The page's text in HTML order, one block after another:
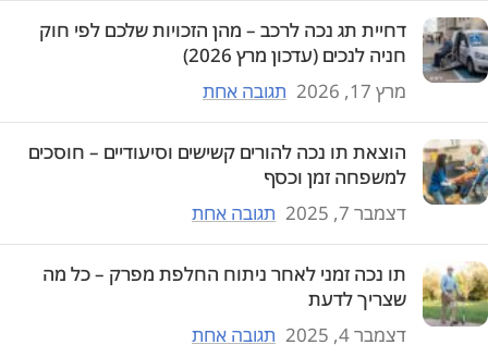
דחיית תג נכה לרכב – מהן הזכויות שלכם לפי חוק
חניה לנכים (עדכון מרץ 2026)
מרץ 17, 2026
תגובה אחת
הוצאת תו נכה להורים קשישים וסיעודיים – חוסכים
למשפחה זמן וכסף
דצמבר 7, 2025
תגובה אחת
תו נכה זמני לאחר ניתוח החלפת מפרק – כל מה
שצריך לדעת
דצמבר 4, 2025
תגובה אחת